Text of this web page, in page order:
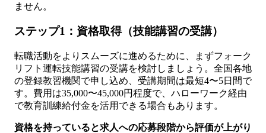
ません。
ステップ1：資格取得（技能講習の受講）
転職活動をよりスムーズに進めるために、まずフォーク
リフト運転技能講習の受講を検討しましょう。全国各地
の登録教習機関で申し込め、受講期間は最短4〜5日間で
す。費用は35,000〜45,000円程度で、ハローワーク経由
で教育訓練給付金を活用できる場合もあります。
資格を持っていると求人への応募段階から評価が上がり